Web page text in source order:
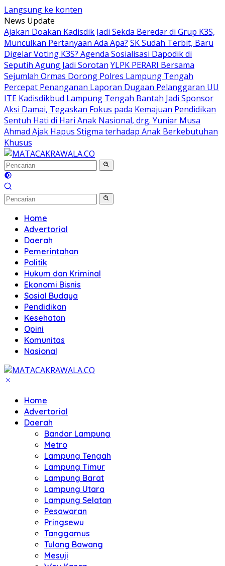
Langsung ke konten
News Update
Ajakan Doakan Kadisdik Jadi Sekda Beredar di Grup K3S,
Munculkan Pertanyaan Ada Apa? SK Sudah Terbit, Baru
Digelar Voting K3S? Agenda Sosialisasi Dapodik di
Seputih Agung Jadi Sorotan YLPK PERARI Bersama
Sejumlah Ormas Dorong Polres Lampung Tengah
Percepat Penanganan Laporan Dugaan Pelanggaran UU
ITE Kadisdikbud Lampung Tengah Bantah Jadi Sponsor
Aksi Damai, Tegaskan Fokus pada Kemajuan Pendidikan
Sentuh Hati di Hari Anak Nasional, drg. Yuniar Musa
Ahmad Ajak Hapus Stigma terhadap Anak Berkebutuhan
Khusus
Home
Advertorial
Daerah
Pemerintahan
Politik
Hukum dan Kriminal
Ekonomi Bisnis
Sosial Budaya
Pendidikan
Kesehatan
Opini
Komunitas
Nasional
Home
Advertorial
Daerah
Bandar Lampung
Metro
Lampung Tengah
Lampung Timur
Lampung Barat
Lampung Utara
Lampung Selatan
Pesawaran
Pringsewu
Tanggamus
Tulang Bawang
Mesuji